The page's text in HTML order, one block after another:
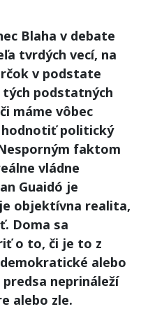
Blaha v debate
tvrdých vecí, na
v podstate
tých podstatných
máme vôbec
hodnotiť politický
faktom
vládne
Guaidó je
objektívna realita,
Doma sa
o to, či je to z
alebo
neprináleží
alebo zle.